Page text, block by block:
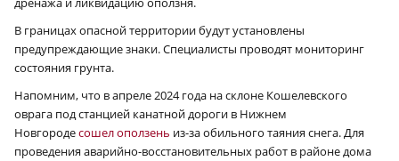
В границах опасной территории будут установлены
предупреждающие знаки. Специалисты проводят мониторинг
состояния грунта.
Напомним, что в апреле 2024 года на склоне Кошелевского
оврага под станцией канатной дороги в Нижнем
Новгородесошел оползень из-за обильного таяния снега. Для
проведения аварийно-восстановительных работ в районе дома